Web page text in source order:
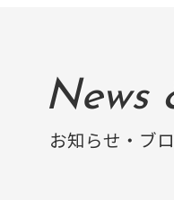
News
お知らせ・ブ